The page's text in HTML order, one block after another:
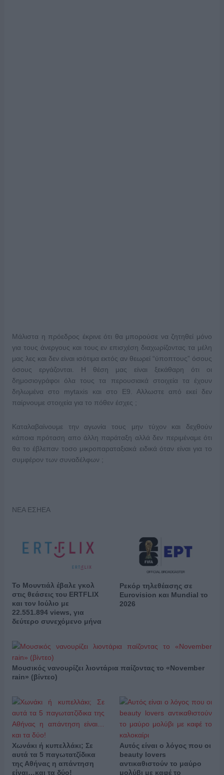
Μάλιστα η πρόεδρος έκρινε ότι θα μπορούσε να ζητηθεί μόνο
για τους άνεργους και τους εν επισχέση διαχωρίζοντας τα μέλη
μας λες και δεν είναι ισότιμα εκτός αν θεωρεί “ύποπτους” όσους
όσους εργάζονται. Η θέση μας είναι ξεκάθαρη ότι οι
δημοσιογράφοι όλα τους τα περουσιακά στοιχεία τα έχουν
δηλωμένα στο mytaxis και στο Ε9. Αλλωστε από εκεί δεν
παίρνουμε στοιχεία για το πόθεν έσχες ;
Καταλαβαίνουμε την αγωνία τους μην τύχον και δεχθούν
κάποια πρόταση απο άλλη παράταξη αλλά δεν περιμέναμε ότι
θα το έβλεπαν τοσο μικροπαραταξιακά ειδικά όταν είναι για το
συμφέρον των συναδέλφων ;
ΝΕΑ ΕΣΗΕΑ
Το Μουντιάλ έβαλε γκολ
στις θεάσεις του ERTFLIX
και τον Ιούλιο με
22.551.894 views, για
δεύτερο συνεχόμενο μήνα
Ρεκόρ τηλεθέασης σε
Eurovision και Mundial το
2026
Μουσικός νανουρίζει λιοντάρια παίζοντας το «November
rain» (βίντεο)
Χωνάκι ή κυπελλάκι; Σε
αυτά τα 5 παγωτατζίδικα
της Αθήνας η απάντηση
είναι…και τα δύο!
Αυτός είναι ο λόγος που οι
beauty lovers
αντικαθιστούν το μαύρο
μολύβι με καφέ το